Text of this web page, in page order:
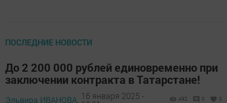
ПОСЛЕДНИЕ НОВОСТИ
До 2 200 000 рублей единовременно при
заключении контракта в Татарстане!
Эльвира ИВАНОВА, 16 января 2025 -
492 0 0